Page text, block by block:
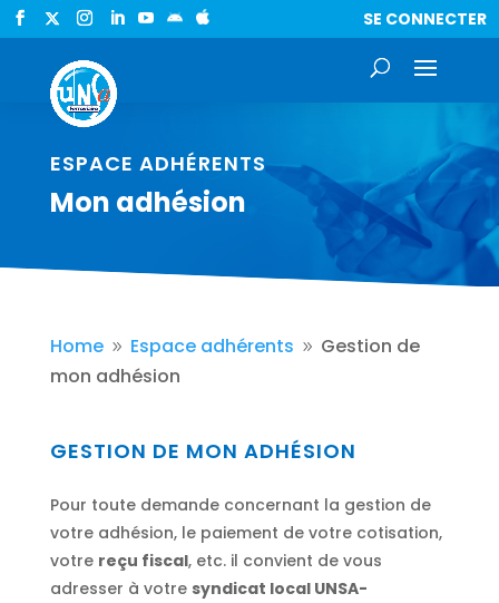
  SE CONNECTER
ESPACE ADHÉRENTS
Mon adhésion
Home 9 Espace adhérents 9 Gestion de
mon adhésion
GESTION DE MON ADHÉSION
Pour toute demande concernant la gestion de
votre adhésion, le paiement de votre cotisation,
votre reçu fiscal, etc. il convient de vous
adresser à votre syndicat local UNSA-